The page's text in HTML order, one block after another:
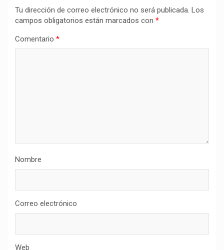
Tu dirección de correo electrónico no será publicada. Los
campos obligatorios están marcados con *
Comentario *
Nombre
Correo electrónico
Web